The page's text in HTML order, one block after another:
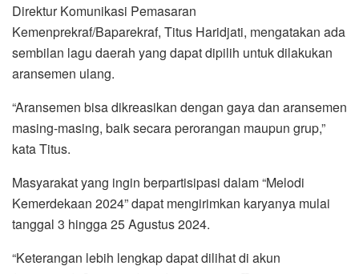
Direktur Komunikasi Pemasaran
Kemenprekraf/Baparekraf, Titus Haridjati, mengatakan ada
sembilan lagu daerah yang dapat dipilih untuk dilakukan
aransemen ulang.
“Aransemen bisa dikreasikan dengan gaya dan aransemen
masing-masing, baik secara perorangan maupun grup,”
kata Titus.
Masyarakat yang ingin berpartisipasi dalam “Melodi
Kemerdekaan 2024” dapat mengirimkan karyanya mulai
tanggal 3 hingga 25 Agustus 2024.
“Keterangan lebih lengkap dapat dilihat di akun